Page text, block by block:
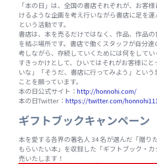
「本の日」は、全国の書店それぞれが、お客
けるような企画を考え行いながら書店に足を運
という活動です。
書店は、本を売るだけではなく、作品、作品
を結ぶ場所です。書店で働くスタッフが自分
考しながら、存続していくためには何をして
すきっかけとして、ひいてはそれがお客様にと
いな」「そうだ、書店に行ってみよう」という
ことを願っています。
本の日公式サイト： http://honnohi.com/
本の日Twitter： https://twitter.com/
ギフトブックキャンペーン
本を愛する各界の著名人 34 名が選んだ「贈り
もらいたい本」を収録した「ギフトブック・
売いたします！